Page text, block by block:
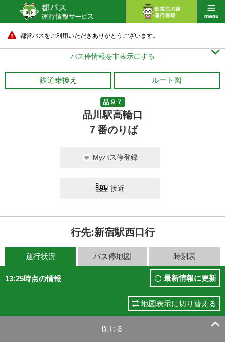
都営バスをご利用いただきありがとうございます。
バス停情報を非表示にする 
鉄道乗換え ルート図
品９７
品川駅高輪口
７番のりば
Myバス停登録
接近
行先:新宿駅西口行
運行状況 バス停地図 時刻表
13:25時点の情報 最新情報に更新
地図表示に切り替える
閉じる 